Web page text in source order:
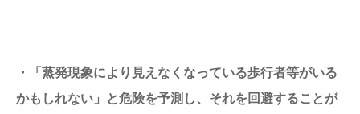
・「蒸発現象により見えなくなっている歩行者等がいる
かもしれない」と危険を予測し、それを回避することが